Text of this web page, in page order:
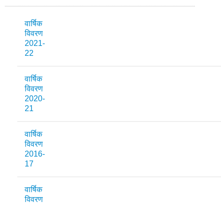
वार्षिक
विवरण
2021-
22
वार्षिक
विवरण
2020-
21
वार्षिक
विवरण
2016-
17
वार्षिक
विवरण